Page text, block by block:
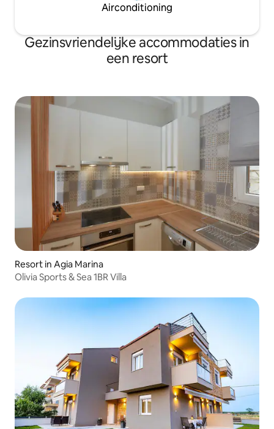
Airconditioning
Gezinsvriendelijke accommodaties in
een resort
Resort in Agia Marina
Olivia Sports & Sea 1BR Villa